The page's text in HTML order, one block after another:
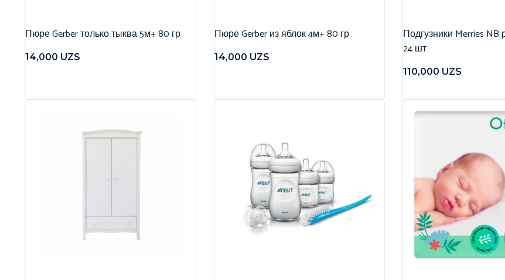
Пюре Gerber только тыква 5м+ 80 гр
14,000 UZS
Пюре Gerber из яблок 4м+ 80 гр
14,000 UZS
Подгузники Merries NB
24 шт
110,000 UZS